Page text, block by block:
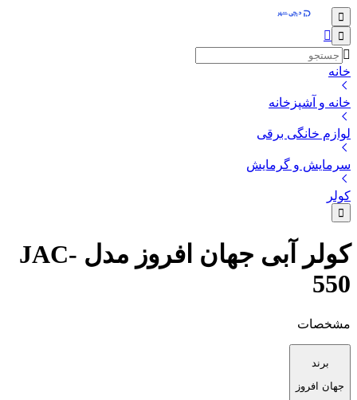
خانه
خانه و آشپزخانه
لوازم خانگی برقی
سرمایش و گرمایش
کولر
کولر آبی جهان افروز مدل JAC-
550
مشخصات
برند
جهان افروز